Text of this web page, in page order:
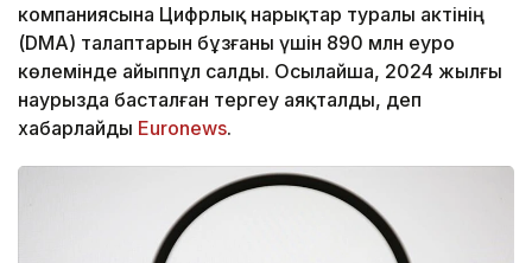
компаниясына Цифрлық нарықтар туралы актінің
(DMA) талаптарын бұзғаны үшін 890 млн еуро
көлемінде айыппұл салды. Осылайша, 2024 жылғы
наурызда басталған тергеу аяқталды, деп
хабарлайды Euronews.